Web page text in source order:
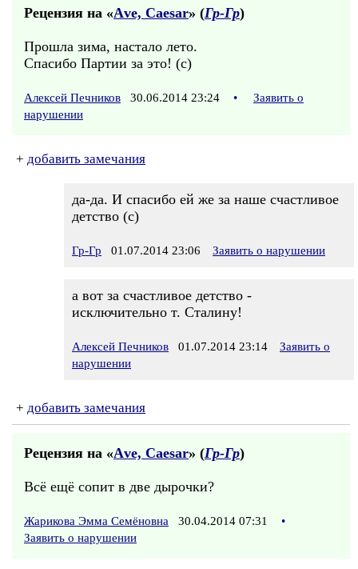
Рецензия на «Аve, Саеsаr» (Гр-Гр)
Прошла зима, настало лето.
Спасибо Партии за это! (с)
Алексей Печников 30.06.2014 23:24 •
Заявить о
нарушении
+ добавить замечания
да-да. И спасибо ей же за наше счастливое
детство (c)
Гр-Гр 01.07.2014 23:06 Заявить о нарушении
а вот за счастливое детство -
исключительно т. Сталину!
Алексей Печников 01.07.2014 23:14
Заявить о
нарушении
+ добавить замечания
Рецензия на «Аve, Саеsаr» (Гр-Гр)
Всё ещё сопит в две дырочки?
Жарикова Эмма Семёновна 30.04.2014 07:31
•
Заявить о нарушении